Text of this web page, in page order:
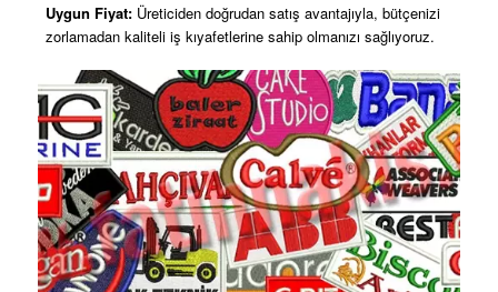
Uygun Fiyat:Üreticiden doğrudan satış avantajıyla, bütçenizi
zorlamadan kaliteli iş kıyafetlerine sahip olmanızı sağlıyoruz.